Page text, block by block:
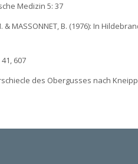
Medizin 5: 37
& MASSONNET, B. (1976): In
607
des Obergusses nach